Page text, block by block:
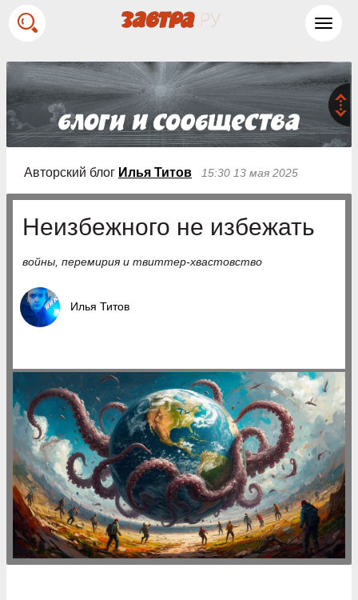
Авторский блог Илья Титов 15:30 13 мая 2025
Неизбежного не избежать
войны, перемирия и твиттер-хвастовство
Илья Титов